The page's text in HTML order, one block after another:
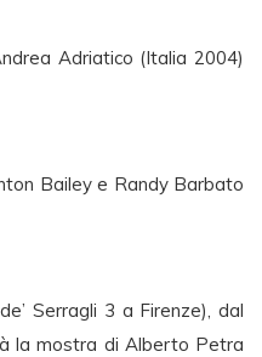
Adriatico (Italia 2004)
Bailey e Randy Barbato
Serragli 3 a Firenze), dal
la mostra di Alberto Petra